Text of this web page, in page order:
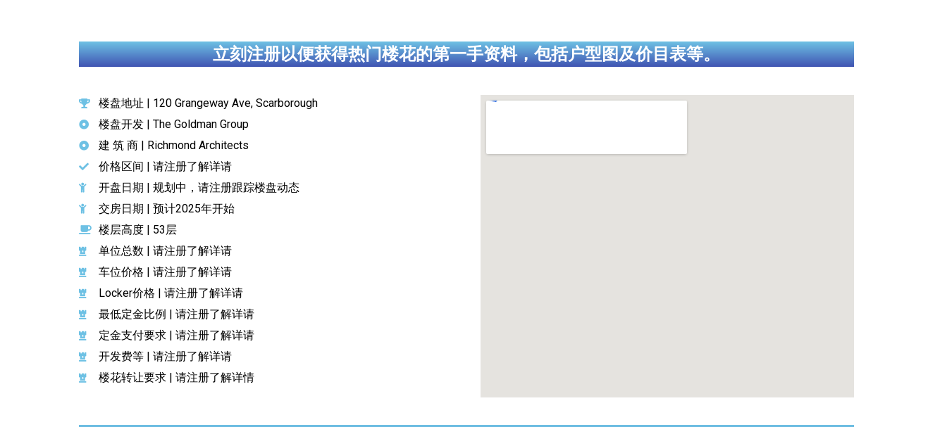
立刻注册以便获得热门楼花的第一手资料，包括户型图及价目表等。
楼盘地址 | 120 Grangeway Ave, Scarborough
楼盘开发 | The Goldman Group
建 筑 商 | Richmond Architects
价格区间 | 请注册了解详请
开盘日期 | 规划中，请注册跟踪楼盘动态
交房日期 | 预计2025年开始
楼层高度 | 53层
单位总数 | 请注册了解详请
车位价格 | 请注册了解详请
Locker价格 | 请注册了解详请
最低定金比例 | 请注册了解详请
定金支付要求 | 请注册了解详请
开发费等 | 请注册了解详请
楼花转让要求 | 请注册了解详情